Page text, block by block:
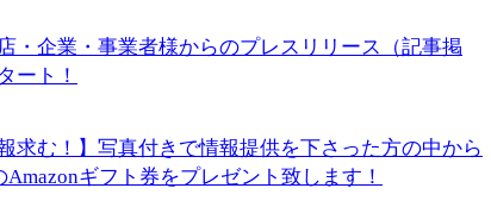
・企業・事業者様からのプレスリリース（記事掲
ート！
求む！】写真付きで情報提供を下さった方の中から
ギフト券をプレゼント致します！